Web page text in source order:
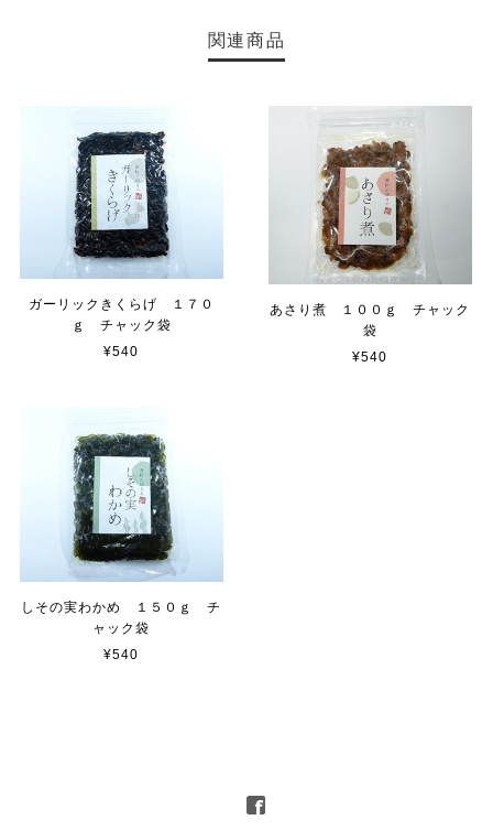
関連商品
ガーリックきくらげ １７０
ｇ チャック袋
¥540
あさり煮 １００ｇ チャック
袋
¥540
しその実わかめ １５０ｇ チ
ャック袋
¥540